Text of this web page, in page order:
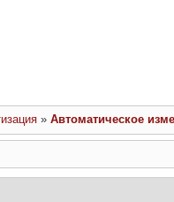
»Автоматическое